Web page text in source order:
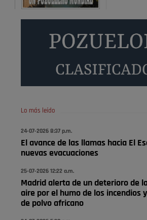
Pozuelo de Alarcón
🔴 EXCLUSIVA | El
de la …
😆Durán menos qué un caramelo en la
Pozuelo de Alarcón
🔴 EXCLUSIVA | El
de la …
Pozuelo de Alarcón
🔴 EXCLUSIVA | El
de la …
Lo más leído
24-07-2026 8:37 p.m.
El avance de las llamas hacia El
nuevas evacuaciones
25-07-2026 12:22 a.m.
Madrid alerta de un deterioro de
aire por el humo de los incendios
de polvo africano